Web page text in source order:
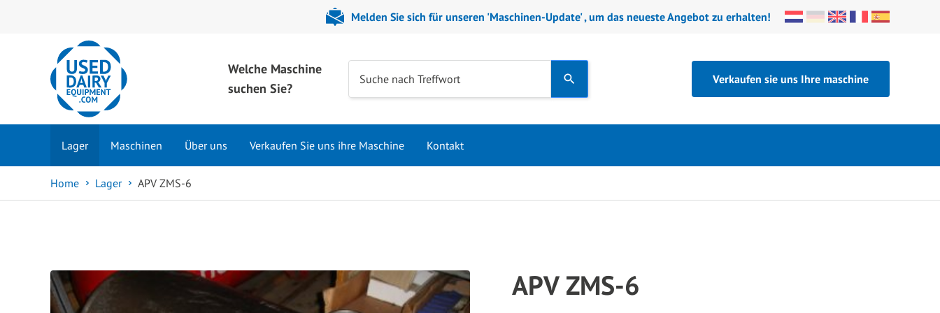
Melden Sie sich für unseren 'Maschinen-Update' , um das neueste Angebot zu erhalten!
Welche Maschine
suchen Sie?
Suche nach Treffwort
and
arrows
enter
to
Verkaufen sie uns Ihre maschine
Lager Maschinen Über uns Verkaufen Sie uns ihre Maschine Kontakt
Home Lager APV ZMS-6
APV ZMS-6